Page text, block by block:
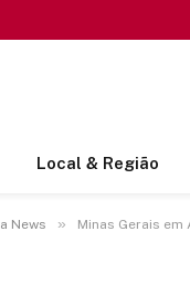
Local & Região
News » Minas Gerais em